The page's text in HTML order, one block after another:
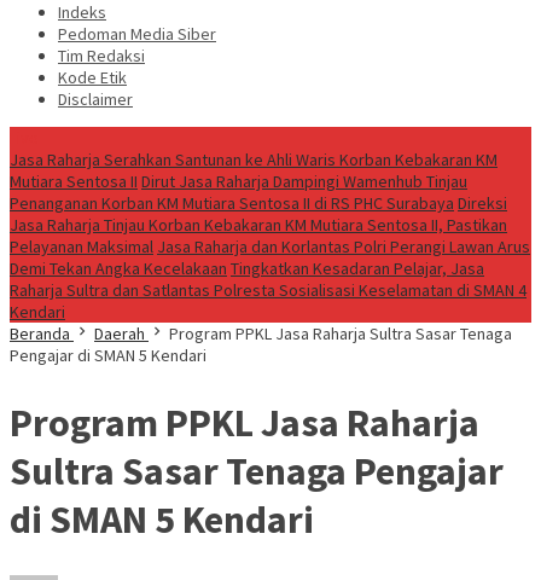
Indeks
Pedoman Media Siber
Tim Redaksi
Kode Etik
Disclaimer
Jasa Raharja Serahkan Santunan ke Ahli Waris Korban Kebakaran KM
Mutiara Sentosa II Dirut Jasa Raharja Dampingi Wamenhub Tinjau
Penanganan Korban KM Mutiara Sentosa II di RS PHC Surabaya Direksi
Jasa Raharja Tinjau Korban Kebakaran KM Mutiara Sentosa II, Pastikan
Pelayanan Maksimal Jasa Raharja dan Korlantas Polri Perangi Lawan Arus
Demi Tekan Angka Kecelakaan Tingkatkan Kesadaran Pelajar, Jasa
Raharja Sultra dan Satlantas Polresta Sosialisasi Keselamatan di SMAN 4
Kendari
Beranda
Daerah
Program PPKL Jasa Raharja Sultra Sasar Tenaga
Pengajar di SMAN 5 Kendari
Program PPKL Jasa Raharja
Sultra Sasar Tenaga Pengajar
di SMAN 5 Kendari